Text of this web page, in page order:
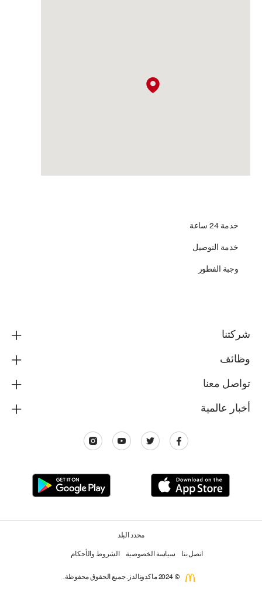
خدمة 24 ساعة
خدمة التوصيل
وجبة الفطور
شركتنا
وظائف
تواصل معنا
أخبار عالمية
محدد البلد
اتصل بنا سياسة الخصوصية الشروط والأحكام
© 2024 ماكدونالدز. جميع الحقوق محفوظة.